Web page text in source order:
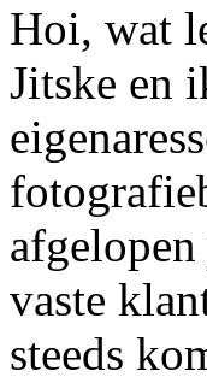
Hoi, wat
Jitske en
vaste
steeds